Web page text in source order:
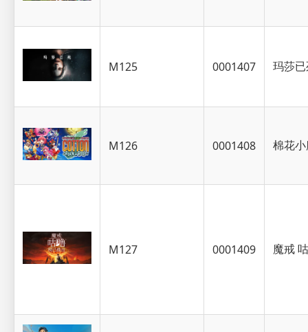
M125 0001407 玛莎
M126 0001408 棉花
M127 0001409 魔戒